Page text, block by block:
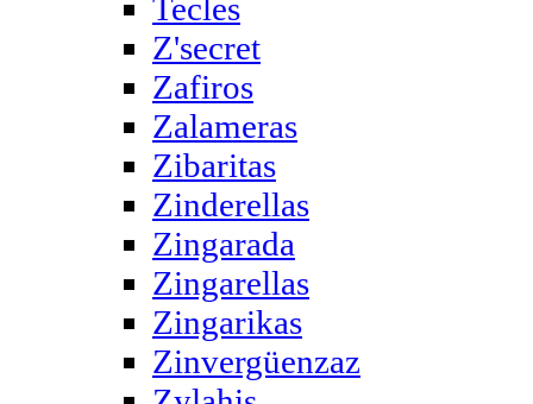
Tecles
Z'secret
Zafiros
Zalameras
Zibaritas
Zinderellas
Zingarada
Zingarellas
Zingarikas
Zinvergüenzaz